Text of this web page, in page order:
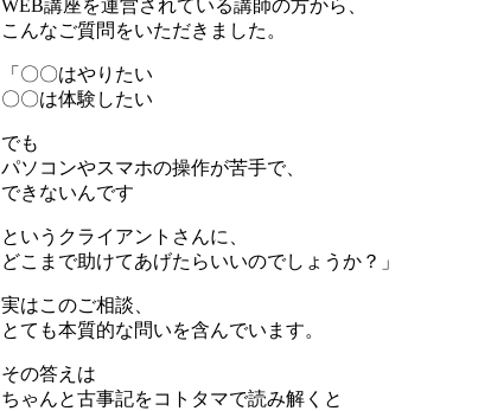
WEB講座を運営されている講師の方から、
こんなご質問をいただきました。
「〇〇はやりたい
〇〇は体験したい
でも
パソコンやスマホの操作が苦手で、
できないんです
というクライアントさんに、
どこまで助けてあげたらいいのでしょうか？」
実はこのご相談、
とても本質的な問いを含んでいます。
その答えは
ちゃんと古事記をコトタマで読み解くと